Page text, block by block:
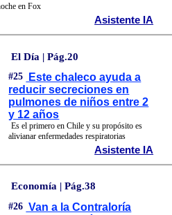
en Fox
Asistente IA
El Día | Pág.20
#25
Este chaleco ayuda a
reducir secreciones en
pulmones de niños entre 2
y 12 años
Es el primero en Chile y su propósito es
alivianar enfermedades respiratorias
Asistente IA
Economía | Pág.38
#26 Van a la Contraloría